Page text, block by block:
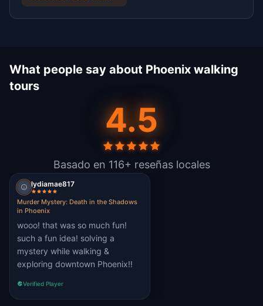
What people say about Phoenix walking
tours
4.5
Basado en 116+ reseñas locales
lydiamae817
Murder Mystery: Death in the Shadows
in Phoenix
wooo! that was so much fun!
such a fun idea! solving a
mystery while walking &
exploring downtown Phoenix!!
Verified Player